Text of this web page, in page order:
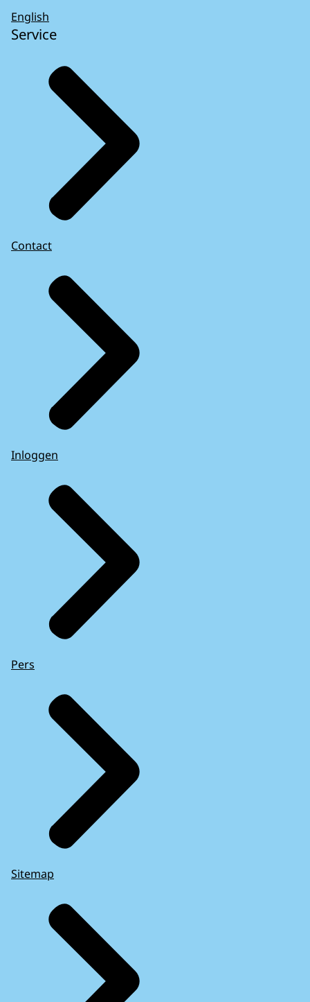
English
Service
Contact
Inloggen
Pers
Sitemap